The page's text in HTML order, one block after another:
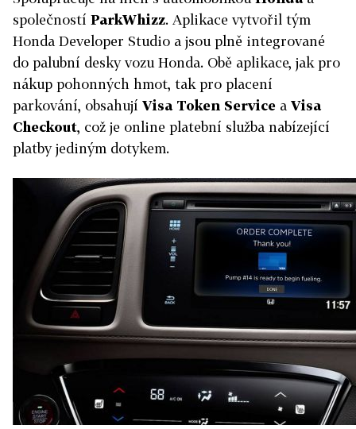
společností ParkWhizz. Aplikace vytvořil tým
Honda Developer Studio a jsou plně integrované
do palubní desky vozu Honda. Obě aplikace, jak pro
nákup pohonných hmot, tak pro placení
parkování, obsahují Visa Token Service a Visa
Checkout, což je online platební služba nabízející
platby jediným dotykem.